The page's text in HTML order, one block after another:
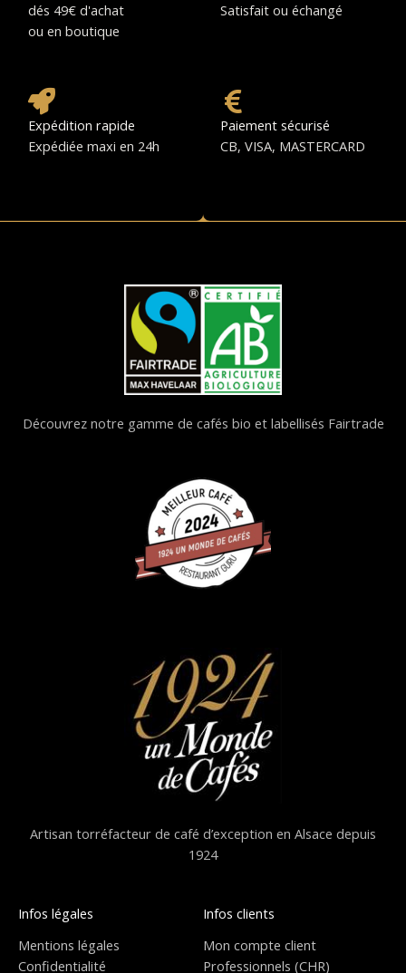
dés 49€ d'achat
ou en boutique
Satisfait ou échangé
Expédition rapide
Expédiée maxi en 24h
Paiement sécurisé
CB, VISA, MASTERCARD
Découvrez notre gamme de cafés bio et labellisés Fairtrade
Artisan torréfacteur de café d’exception en Alsace depuis
1924
Infos légales
Mentions légales
Confidentialité
Infos clients
Mon compte client
Professionnels (CHR)